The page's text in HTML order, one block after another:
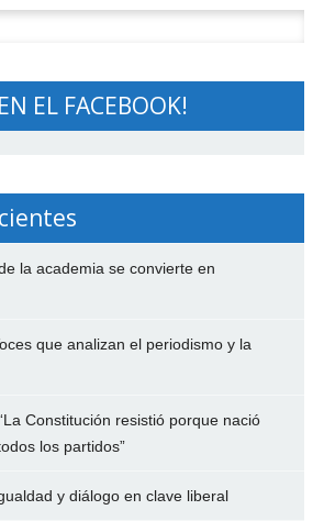
EL FACEBOOK!
la academia se convierte en
que analizan el periodismo y la
Constitución resistió porque nació
los partidos”
y diálogo en clave liberal